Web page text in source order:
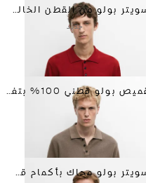
سويتر بولو من القطن الخالص 100%
جديد
قميص بولو قطني 100% بتفاصيل متباينة وملمس بارز
سويتر بولو محاك بأكمام قصيرة من الصوف المخلوط